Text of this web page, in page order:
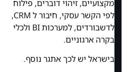
מקצועיים, זיהוי דוברים, פילוח
לפי הקשר עסקי, חיבור ל CRM,
לדשבורדים, למערכות BI ולכלי
בקרה ארגוניים.
בישראל יש לכך אתגר נוסף.